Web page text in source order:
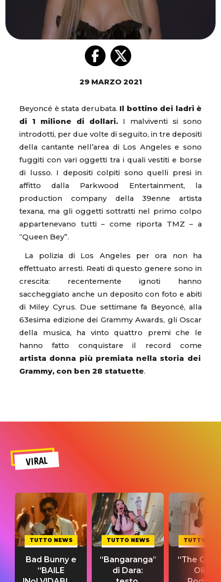
29 MARZO 2021
Beyoncé è stata derubata. Il bottino dei ladri è
di 1 milione di dollari. I malviventi si sono
introdotti, per due volte di seguito, in tre depositi
della cantante nell’area di Los Angeles e sono
fuggiti con vari oggetti tra i quali vestiti e borse
di lusso. I depositi colpiti sono quelli presi in
affitto dalla Parkwood Entertainment, la
production company della 39enne artista
texana, ma gli oggetti sottratti nel primo colpo
appartenevano tutti – come riporta TMZ – a
“Queen Bey”.
La polizia di Los Angeles per ora non ha
effettuato arresti. Reati di questo genere sono in
crescita: recentemente ignoti hanno
saccheggiato anche un deposito con foto e abiti
di Miley Cyrus. Due settimane fa Beyoncé, alla
63esima edizione dei Grammy Awards, gli Oscar
della musica, ha vinto quattro premi che le
hanno fatto conquistare il record come
artista donna più premiata nella storia dei
Grammy, con ben 28 statuette.
VIRAL
TUTTO NEWS
Bad Bunny e
“BAILE
TUTTO NEWS
“Bangaranga”
di Dara:
TUTTO
“The
Olivia